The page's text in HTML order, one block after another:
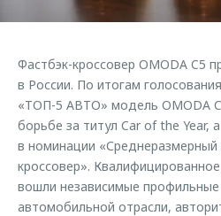
Страхование
Аксессуары
Одежда и сувениры
Оригинальные аксессуары
Запчасти
Трейд-ин
Руководства по эксплуатации
O&J Автоклуб
Клуб владельцев OMODA
Приложение O&J
Аксессуары
Одежда и сувениры
Обратная связь
Фастбэк-кроссовер OMODA C5
в России. По итогам
«ТОП-5 АВТО» модель OMODA
борьбе за титул Car of the
в номинации
кроссовер».
вошли независимые профильные
автомобильной отрасли,